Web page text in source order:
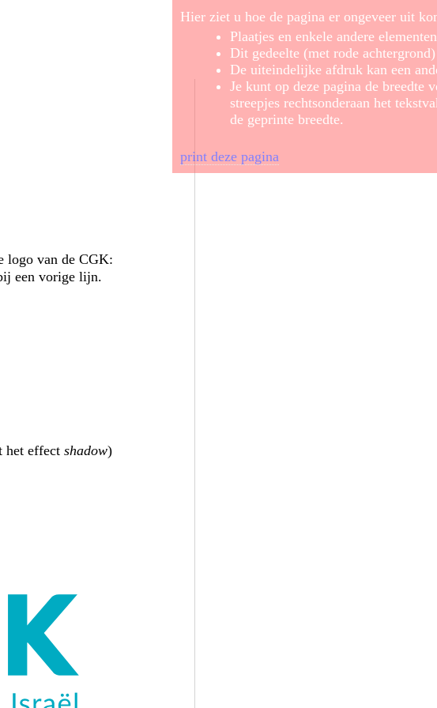
Hier ziet u hoe de pagina er ongeveer uit
Plaatjes en enkele andere
Dit gedeelte (met rode
De uiteindelijke afdruk kan een
Je kunt op deze pagina de breedte
streepjes rechtsonderaan het
de geprinte breedte.
print deze pagina
logo van de CGK:
een vorige lijn.
het effectshadow)